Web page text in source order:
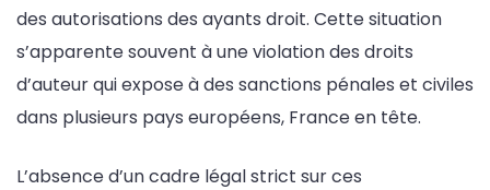
des autorisations des ayants droit. Cette situation
s’apparente souvent à une violation des droits
d’auteur qui expose à des sanctions pénales et civiles
dans plusieurs pays européens, France en tête.
L’absence d’un cadre légal strict sur ces